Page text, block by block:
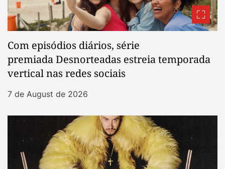
Com episódios diários, série
premiada Desnorteadas estreia temporada
vertical nas redes sociais
7 de August de 2026